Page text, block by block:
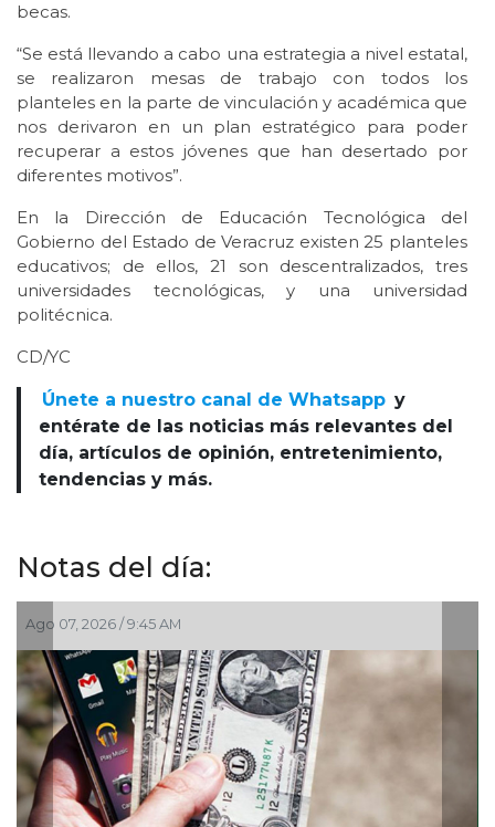
becas.
“Se está llevando a cabo una estrategia a nivel estatal,
se realizaron mesas de trabajo con todos los
planteles en la parte de vinculación y académica que
nos derivaron en un plan estratégico para poder
recuperar a estos jóvenes que han desertado por
diferentes motivos”.
En la Dirección de Educación Tecnológica del
Gobierno del Estado de Veracruz existen 25 planteles
educativos; de ellos, 21 son descentralizados, tres
universidades tecnológicas, y una universidad
politécnica.
CD/YC
Únete a nuestro canal de Whatsapp y
entérate de las noticias más relevantes del
día, artículos de opinión, entretenimiento,
tendencias y más.
Notas del día:
2026 / 9:45 AM